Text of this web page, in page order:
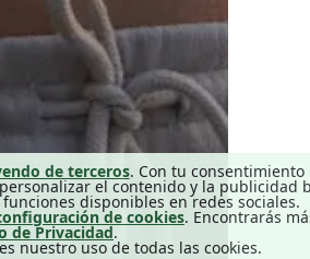
de terceros. Con tu
el contenido y la publicidad
disponibles en redes sociales.
de cookies. Encontrarás
de Privacidad.
nuestro uso de todas las cookies.